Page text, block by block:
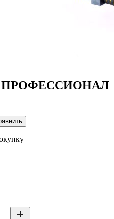
ПРОФЕССИОНАЛ